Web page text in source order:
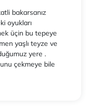
bakarsanız
oyukları
üçin bu tepeye
yaşlı teyze ve
yere .
çekmeye bile